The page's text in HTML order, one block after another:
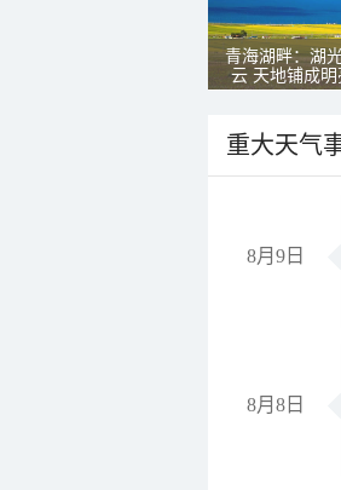
青海湖畔：湖
云 天地铺成明
重大天气
8月9日
8月8日